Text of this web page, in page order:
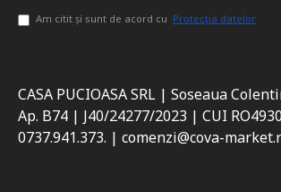
Am citit şi sunt de acord cu Protecția datelor
CASA PUCIOASA SRL | Soseaua
Ap. B74 | J40/24277/2023 | CUI
0737.941.373. | comenzi@cova-